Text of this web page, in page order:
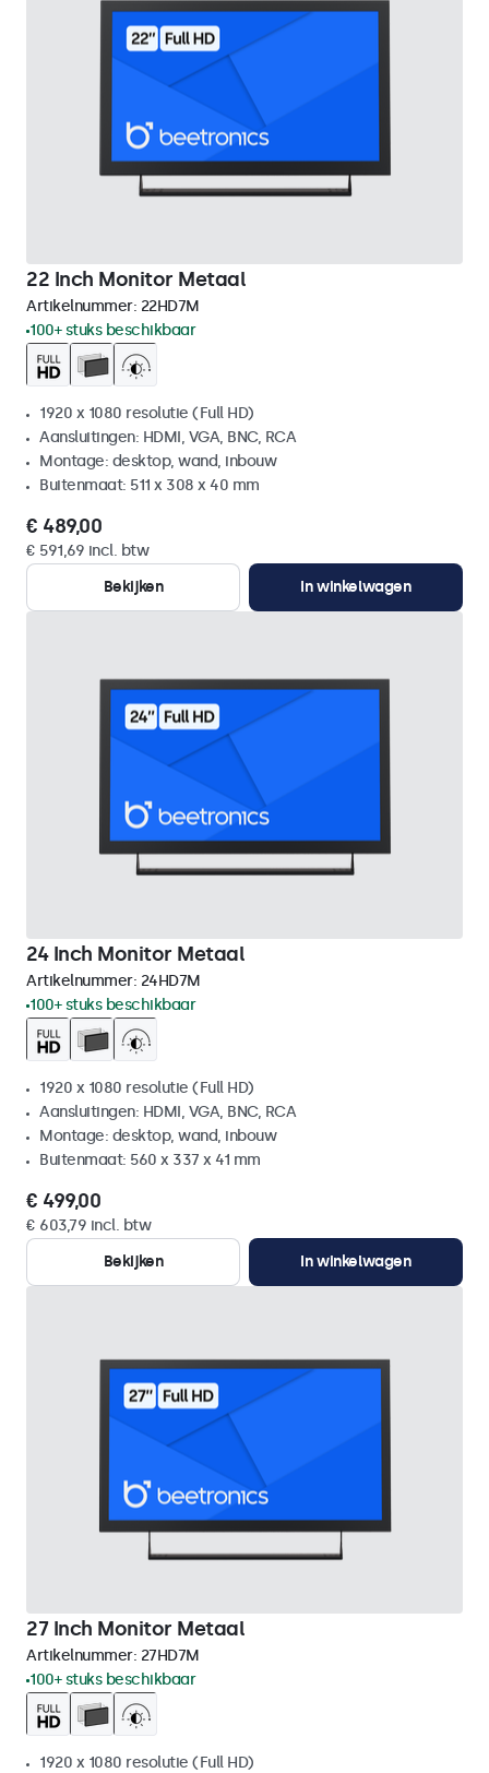
22 Inch Monitor Metaal
Artikelnummer: 22HD7M
100+ stuks beschikbaar
1920 x 1080 resolutie (Full HD)
Aansluitingen: HDMI, VGA, BNC, RCA
Montage: desktop, wand, inbouw
Buitenmaat: 511 x 308 x 40 mm
€ 489,00
€ 591,69 incl. btw
Bekijken
In winkelwagen
24 Inch Monitor Metaal
Artikelnummer: 24HD7M
100+ stuks beschikbaar
1920 x 1080 resolutie (Full HD)
Aansluitingen: HDMI, VGA, BNC, RCA
Montage: desktop, wand, inbouw
Buitenmaat: 560 x 337 x 41 mm
€ 499,00
€ 603,79 incl. btw
Bekijken
In winkelwagen
27 Inch Monitor Metaal
Artikelnummer: 27HD7M
100+ stuks beschikbaar
1920 x 1080 resolutie (Full HD)